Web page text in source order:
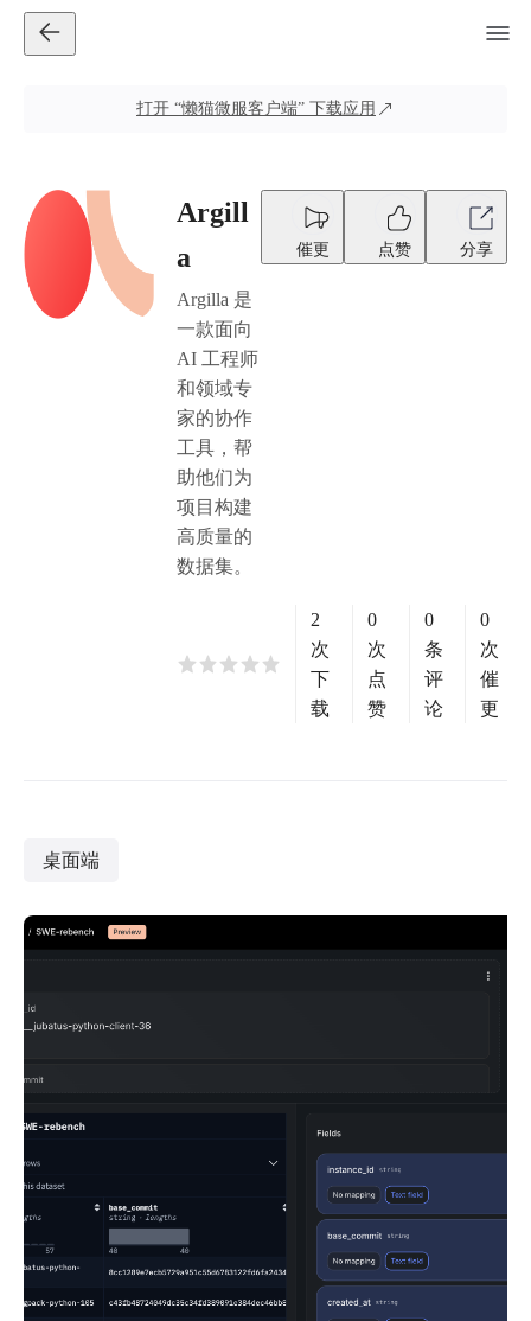
打开 “懒猫微服客户端” 下载应用
Argill
a
Argilla 是
一款面向
AI 工程师
和领域专
家的协作
工具，帮
助他们为
项目构建
高质量的
数据集。
催更 点赞 分享
2
次
下
载
0
次
点
赞
0
条
评
论
0
次
催
更
桌面端